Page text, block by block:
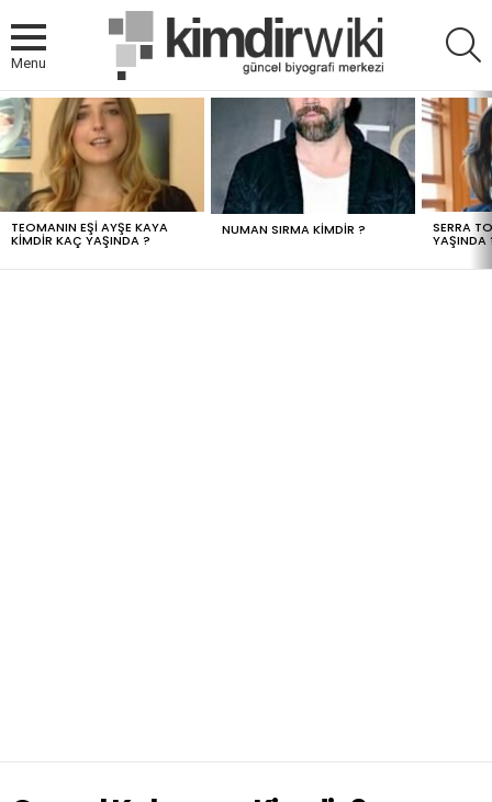
Menu
MOST
VIEWED
STORIES
TEOMANIN EŞI AYŞE KAYA
KIMDIR KAÇ YAŞINDA ?
NUMAN SIRMA KIMDIR ? SERRA
YAŞINDA